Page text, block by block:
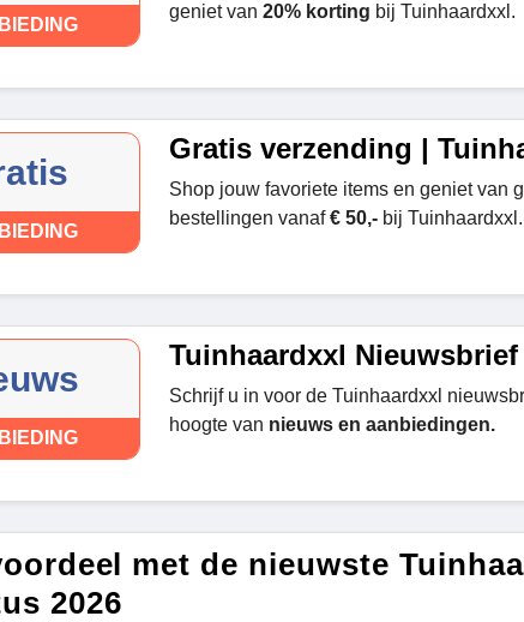
geniet van 20% korting bij Tuinhaardxxl.
Gratis verzending |
Shop jouw favoriete items en geniet van
bestellingen vanaf€ 50,- bij Tuinhaardxxl.
Tuinhaardxxl Nieuwsbrief
Schrijf u in voor de Tuinhaardxxl
hoogte van nieuws en aanbiedingen.
met de nieuwste
2026